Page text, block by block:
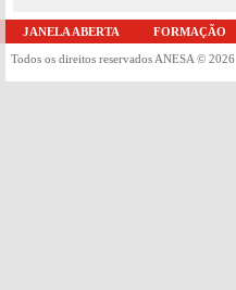
JANELA ABERTA FORMAÇÃO
Todos os direitos reservados ANESA © 2026